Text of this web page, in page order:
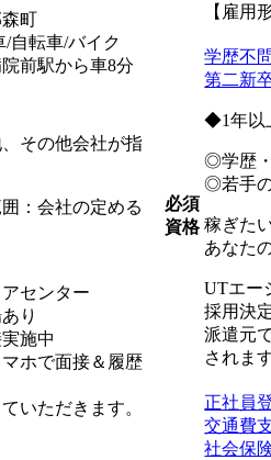
町
自転車/バイク
前駅から車8分
その他会社が指
：会社の定める
センター
り
施中
ホで面接＆履歴
いただきます。
【雇用
必須
資格
学歴不問
第二新
◆1年以
◎学歴
◎若手
稼ぎた
あなた
UTエー
採用決
派遣元
されます
正社員
交通費
社会保